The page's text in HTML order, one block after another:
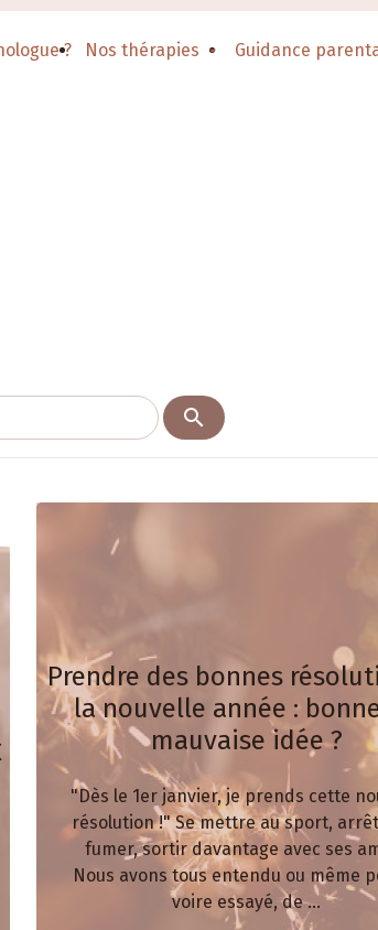
? Nos thérapies Guidance
Prendre des bonnes
la nouvelle année :
mauvaise idée ?
"Dès le 1er janvier, je prends cette
résolution !" Se mettre au sport,
fumer, sortir davantage avec ses
Nous avons tous entendu ou même
voire essayé, de ...